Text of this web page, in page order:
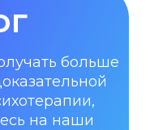
больше
на наши